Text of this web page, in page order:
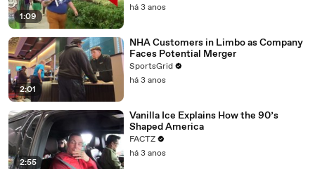
1:09
há 3 anos
2:01
NHA Customers in Limbo as Company
Faces Potential Merger
SportsGrid
há 3 anos
2:55
Vanilla Ice Explains How the 90’s
Shaped America
FACTZ
há 3 anos